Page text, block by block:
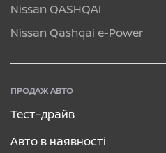
Nissan QASHQAI
Nissan Qashqai e-Power
ПРОДАЖ АВТО
Тест–драйв
Авто в наявності